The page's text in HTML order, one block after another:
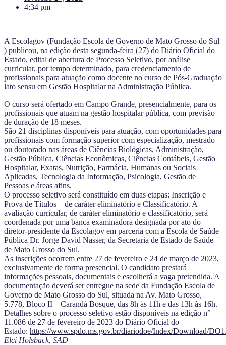
4:34 pm
A Escolagov (Fundação Escola de Governo de Mato Grosso do Sul
) publicou, na edição desta segunda-feira (27) do Diário Oficial do
Estado, edital de abertura de Processo Seletivo, por análise
curricular, por tempo determinado, para credenciamento de
profissionais para atuação como docente no curso de Pós-Graduação
lato sensu em Gestão Hospitalar na Administração Pública.
O curso será ofertado em Campo Grande, presencialmente, para os
profissionais que atuam na gestão hospitalar pública, com previsão
de duração de 18 meses.
São 21 disciplinas disponíveis para atuação, com oportunidades para
profissionais com formação superior com especialização, mestrado
ou doutorado nas áreas de Ciências Biológicas, Administração,
Gestão Pública, Ciências Econômicas, Ciências Contábeis, Gestão
Hospitalar, Exatas, Nutrição, Farmácia, Humanas ou Sociais
Aplicadas, Tecnologia da Informação, Psicologia, Gestão de
Pessoas e áreas afins.
O processo seletivo será constituído em duas etapas: Inscrição e
Prova de Títulos – de caráter eliminatório e Classificatório. A
avaliação curricular, de caráter eliminatório e classificatório, será
coordenada por uma banca examinadora designada por ato do
diretor-presidente da Escolagov em parceria com a Escola de Saúde
Pública Dr. Jorge David Nasser, da Secretaria de Estado de Saúde
de Mato Grosso do Sul.
As inscrições ocorrem entre 27 de fevereiro e 24 de março de 2023,
exclusivamente de forma presencial. O candidato prestará
informações pessoais, documentais e escolherá a vaga pretendida. A
documentação deverá ser entregue na sede da Fundação Escola de
Governo de Mato Grosso do Sul, situada na Av. Mato Grosso,
5.778, Bloco II – Carandá Bosque, das 8h às 11h e das 13h às 16h.
Detalhes sobre o processo seletivo estão disponíveis na edição n°
11.086 de 27 de fevereiro de 2023 do Diário Oficial do
Estado: https://www.spdo.ms.gov.br/diariodoe/Index/Download/
Elci Holsback, SAD